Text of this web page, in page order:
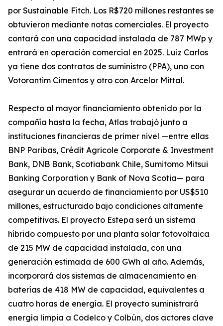
por Sustainable Fitch. Los R$720 millones restantes se
obtuvieron mediante notas comerciales. El proyecto
contará con una capacidad instalada de 787 MWp y
entrará en operación comercial en 2025. Luiz Carlos
ya tiene dos contratos de suministro (PPA), uno con
Votorantim Cimentos y otro con Arcelor Mittal.
Respecto al mayor financiamiento obtenido por la
compañía hasta la fecha, Atlas trabajó junto a
instituciones financieras de primer nivel —entre ellas
BNP Paribas, Crédit Agricole Corporate & Investment
Bank, DNB Bank, Scotiabank Chile, Sumitomo Mitsui
Banking Corporation y Bank of Nova Scotia— para
asegurar un acuerdo de financiamiento por US$510
millones, estructurado bajo condiciones altamente
competitivas. El proyecto Estepa será un sistema
híbrido compuesto por una planta solar fotovoltaica
de 215 MW de capacidad instalada, con una
generación estimada de 600 GWh al año. Además,
incorporará dos sistemas de almacenamiento en
baterías de 418 MW de capacidad, equivalentes a
cuatro horas de energía. El proyecto suministrará
energía limpia a Codelco y Colbún, dos actores clave